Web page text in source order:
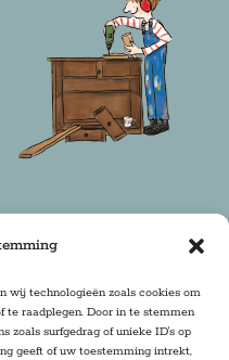
wij technologieën zoals cookies om
raadplegen. Door in te stemmen
zoals surfgedrag of unieke ID's op
geeft of uw toestemming intrekt,
| Design & Realisatie: